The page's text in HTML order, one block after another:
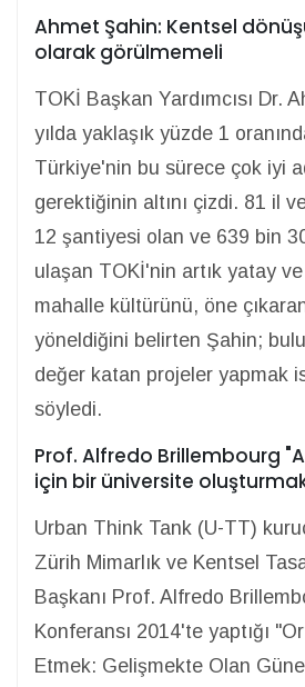
Ahmet Şahin: Kentsel
olarak görülmemeli
TOKİ Başkan Yardımcısı Dr.
yılda yaklaşık yüzde 1
Türkiye'nin bu sürece çok iyi
gerektiğinin altını çizdi. 81 il
12 şantiyesi olan ve 639 bin
ulaşan TOKİ'nin artık yatay
mahalle kültürünü, öne
yöneldiğini belirten Şahin;
değer katan projeler yapmak
söyledi.
Prof. Alfredo Brillembourg
için bir üniversite
Urban Think Tank (U-TT)
Zürih Mimarlık ve Kentsel
Başkanı Prof. Alfredo
Konferansı 2014'te yaptığı
Etmek: Gelişmekte Olan